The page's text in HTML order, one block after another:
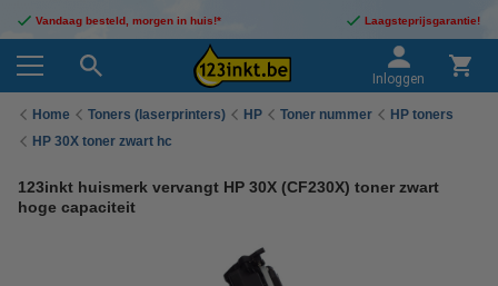
Vandaag besteld, morgen in huis!* Laagsteprijsgarantie!
Inloggen
Home Toners (laserprinters) HP Toner nummer
HP toners
HP 30X toner zwart hc
123inkt huismerk vervangt HP 30X (CF230X) toner zwart
hoge capaciteit